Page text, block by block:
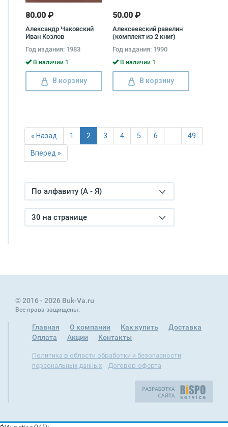
80.00 ₽
Александр Чаковский
Иван Козлов
Год издания: 1983
В наличии 1
В корзину
50.00 ₽
Алексеевский равелин
(комплект из 2 книг)
Бакунин, Михаил
Бестужев, Борис
Модзалевский, П.
Поливанов
Год издания: 1990
В наличии 1
В корзину
« Назад 1 2 3 4 5 6 … 49
Вперед »
По алфавиту (А - Я)
30 на странице
© 2016 - 2026 Buk-Va.ru
Все права защищены.
Главная О компании Как купить
Доставка
Оплата
Акции Контакты
Политика в области обработки и безопасности
персональных данных
Договор-оферта